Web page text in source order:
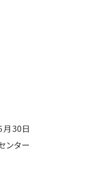
月30日
ンター